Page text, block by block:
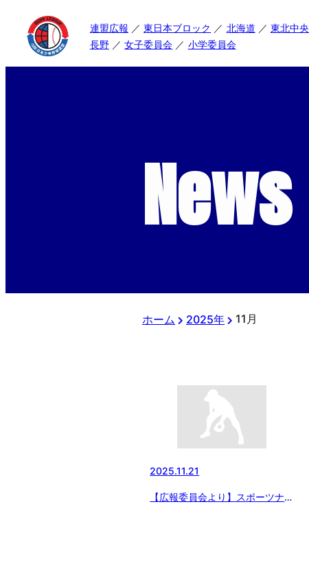
連盟広報 東日本ブロック 北海道 東北中央
長野
女子委員会 小学委員会
News
ホーム 2025年 11月
2025.11.21
【広報委員会より】スポーツナビ